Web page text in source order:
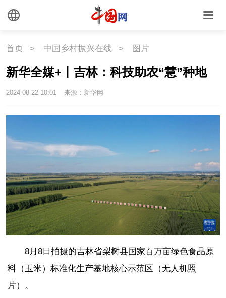
中国瓷
国情 助残 一带一路
海洋
联盟 老年
首页 > 中国乡村振兴在线 > 图片
新华全媒+丨吉林：科技助农“慧”种地
2024-08-22 10:01 来源：新华网
8月8日拍摄的吉林省梨树县国家百万亩绿色食品原
料（玉米）标准化生产基地核心示范区（无人机照
片）。